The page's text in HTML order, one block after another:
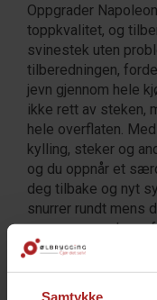
Samtykke
Oppgrader
toppkvalitet, og
svinestek uten
tilberedningen,
jevn gjennom hele
ikke rett av steken,
hele overflaten.
kylling, steker og
og du oppnår et
deg tilbake og nyt
snurrer rundt mens
sprøere og gylnere
luften.